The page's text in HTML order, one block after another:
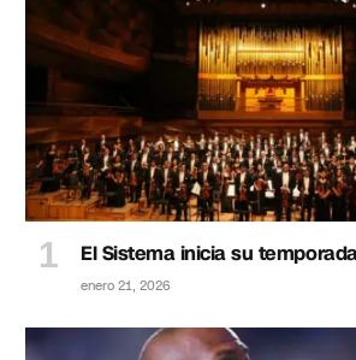
El Sistema inicia su
enero 21, 2026